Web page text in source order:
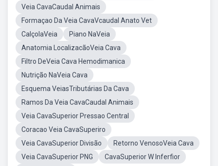
Veia CavaCaudal Animais
Formaçao Da Veia CavaVcaudal Anato Vet
CalçolaVeia
Piano NaVeia
Anatomia LocalizacãoVeia Cava
Filtro DeVeia Cava Hemodimanica
Nutrição NaVeia Cava
Esquema VeiasTributárias Da Cava
Ramos Da Veia CavaCaudal Animais
Veia CavaSuperior Pressao Central
Coracao Veia CavaSuperiro
Veia CavaSuperior Divisão
Retorno VenosoVeia Cava
Veia CavaSuperior PNG
CavaSuperior W Inferfior